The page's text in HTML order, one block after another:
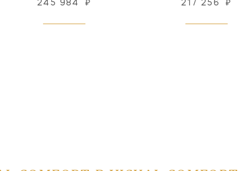
245 984 ₽ 217 256 ₽